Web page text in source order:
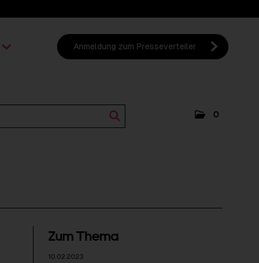
Anmeldung zum Presseverteiler
0
Zum Thema
10.02.2023